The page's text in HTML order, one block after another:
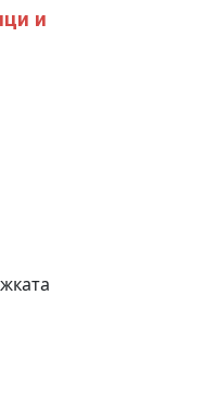
и